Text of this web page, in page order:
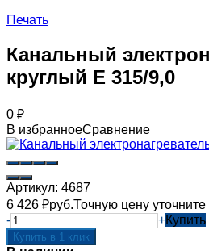
Печать
Канальный
круглый Е 315/9,0
0 ₽
В избранноеСравнение
Артикул: 4687
6 426 ₽руб.Точную цену
-
+Купить